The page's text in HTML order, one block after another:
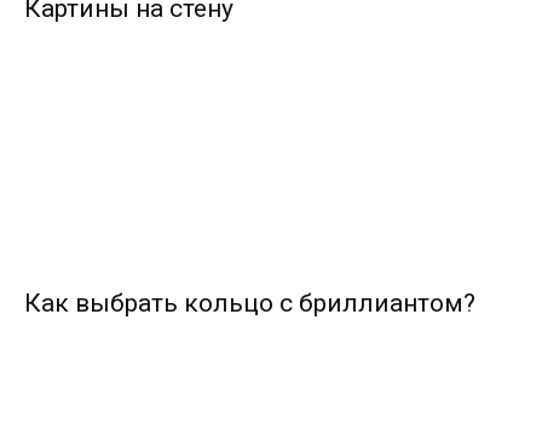
Картины на стену
Как выбрать кольцо с бриллиантом?